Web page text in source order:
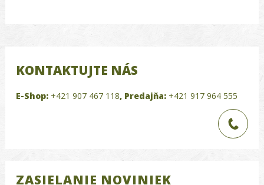
KONTAKTUJTE NÁS
E-Shop: +421 907 467 118, Predajňa: +421 917 964 555
ZASIELANIE NOVINIEK